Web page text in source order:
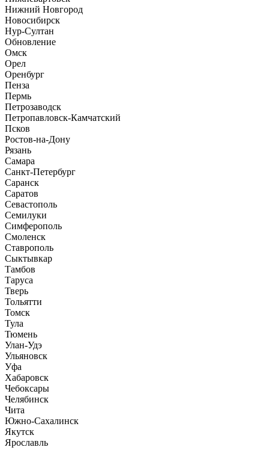
Нижний Новгород
Новосибирск
Нур-Султан
Обновление
Омск
Орел
Оренбург
Пенза
Пермь
Петрозаводск
Петропавловск-Камчатский
Псков
Ростов-на-Дону
Рязань
Самара
Санкт-Петербург
Саранск
Саратов
Севастополь
Семилуки
Симферополь
Смоленск
Ставрополь
Сыктывкар
Тамбов
Таруса
Тверь
Тольятти
Томск
Тула
Тюмень
Улан-Удэ
Ульяновск
Уфа
Хабаровск
Чебоксары
Челябинск
Чита
Южно-Сахалинск
Якутск
Ярославль